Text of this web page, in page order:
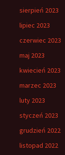
sierpień 2023
lipiec 2023
czerwiec 2023
maj 2023
kwiecień 2023
marzec 2023
luty 2023
styczeń 2023
grudzień 2022
listopad 2022